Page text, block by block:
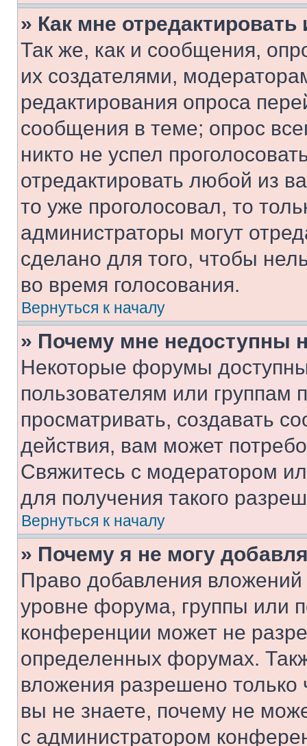
» Как мне
Так же, как и сообщения,
их создателями,
редактирования опроса
сообщения в теме; опрос
никто не успел
отредактировать любой из
то уже проголосовал, то
администраторы могут
сделано для того, чтобы
во время голосования.
Вернуться к началу
» Почему мне недоступны
Некоторые форумы
пользователям или группам
просматривать, создавать
действия, вам может
Свяжитесь с модератором
для получения такого
Вернуться к началу
» Почему я не могу
Право добавления
уровне форума, группы или
конференции может не
определенных форумах.
вложения разрешено
вы не знаете, почему не
с администратором